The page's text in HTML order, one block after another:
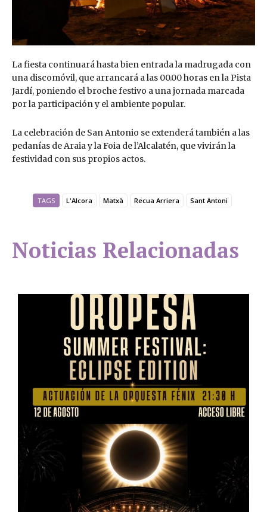
La fiesta continuará hasta bien entrada la madrugada con
una discomóvil, que arrancará a las 00.00 horas en la Pista
Jardí, poniendo el broche festivo a una jornada marcada
por la participación y el ambiente popular.
La celebración de San Antonio se extenderá también a las
pedanías de Araia y la Foia de l’Alcalatén, que vivirán la
festividad con sus propios actos.
TAGS L'Alcora Matxà Recua Arriera Sant Antoni
Noticias Relacionadas